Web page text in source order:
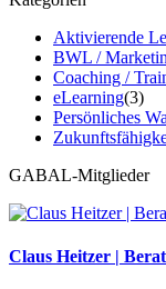
Aktivierende
BWL /
Coaching /
eLearning(3)
Persönliches
GABAL-Mitglieder
Claus Heitzer |